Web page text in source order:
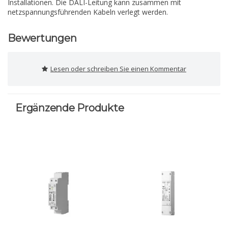
Installationen. Die DALI-Leitung kann zusammen mit
netzspannungsführenden Kabeln verlegt werden.
Bewertungen
Lesen oder schreiben Sie einen Kommentar
Ergänzende Produkte